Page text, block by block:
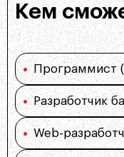
Кем
Программист
Разработчик
Web-